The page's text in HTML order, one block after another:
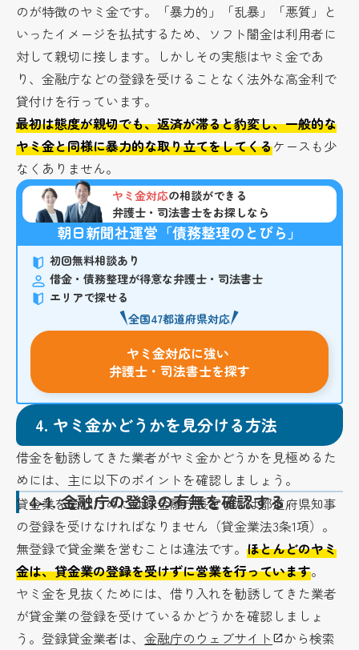
のが特徴のヤミ金です。「暴力的」「乱暴」「悪質」と
いったイメージを払拭するため、ソフト闇金は利用者に
対して親切に接します。しかしその実態はヤミ金であ
り、金融庁などの登録を受けることなく法外な高金利で
貸付けを行っています。
最初は態度が親切でも、返済が滞ると豹変し、一般的な
ヤミ金と同様に暴力的な取り立てをしてくるケースも少
なくありません。
ヤミ金対応の相談ができる
弁護士・司法書士をお探しなら
朝日新聞社運営「債務整理のとびら」
初回無料相談あり
借金・債務整理が得意な弁護士・司法書士
エリアで探せる
全国47都道府県対応
ヤミ金対応に強い
弁護士・司法書士を探す
4. ヤミ金かどうかを見分ける方法
借金を勧誘してきた業者がヤミ金かどうかを見極めるた
めには、主に以下のポイントを確認しましょう。
4-1.金融庁の登録の有無を確認する
貸金業を営むためには、金融庁長官または都道府県知事
の登録を受けなければなりません（貸金業法3条1項）。
無登録で貸金業を営むことは違法です。ほとんどのヤミ
金は、貸金業の登録を受けずに営業を行っています。
ヤミ金を見抜くためには、借り入れを勧誘してきた業者
が貸金業の登録を受けているかどうかを確認しましょ
う。登録貸金業者は、金融庁のウェブサイト
から検索